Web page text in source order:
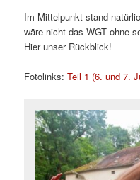
Im Mittelpunkt stand
wäre nicht das WGT ohne
Hier unser Rückblick!
Fotolinks:Teil 1 (6. und 7.